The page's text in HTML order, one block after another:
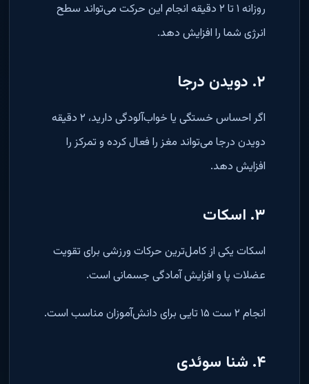
روزانه ۱ تا ۲ دقیقه انجام این حرکت می‌تواند سطح
انرژی شما را افزایش دهد.
۲. دویدن درجا
اگر احساس خستگی یا خواب‌آلودگی دارید، ۲ دقیقه
دویدن درجا می‌تواند مغز را فعال کرده و تمرکز را
افزایش دهد.
۳. اسکات
اسکات یکی از کامل‌ترین حرکات ورزشی برای تقویت
عضلات پا و افزایش آمادگی جسمانی است.
انجام ۲ ست ۱۵ تایی برای دانش‌آموزان مناسب است.
۴. شنا سوئدی